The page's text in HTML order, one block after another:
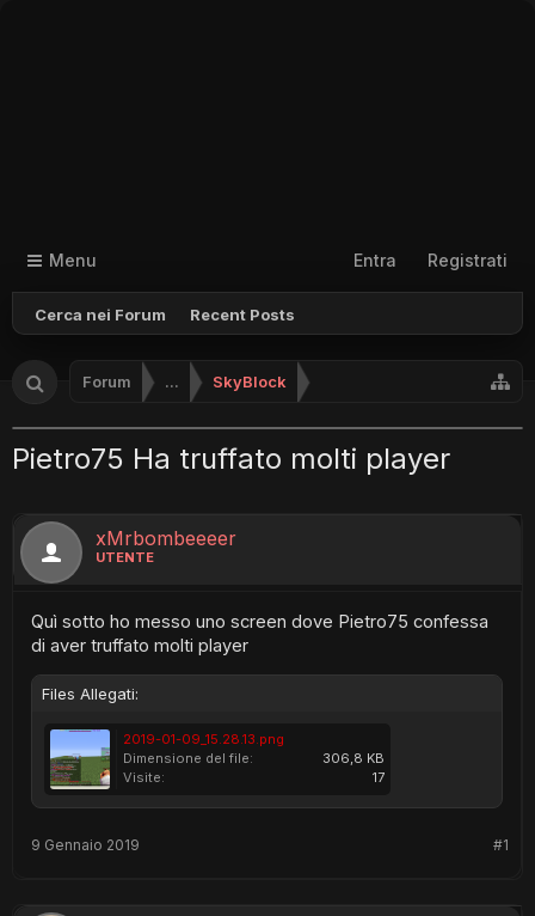
Menu
Cerca nei Forum Recent Posts
Entra Registrati
Forum ... SkyBlock
Pietro75 Ha truffato molti player
xMrbombeeeer
UTENTE
Quì sotto ho messo uno screen dove Pietro75 confessa
di aver truffato molti player
Files Allegati:
2019-01-09_15.28.13.png
Dimensione del file:
306,8 KB
Visite:
17
#1
9 Gennaio 2019